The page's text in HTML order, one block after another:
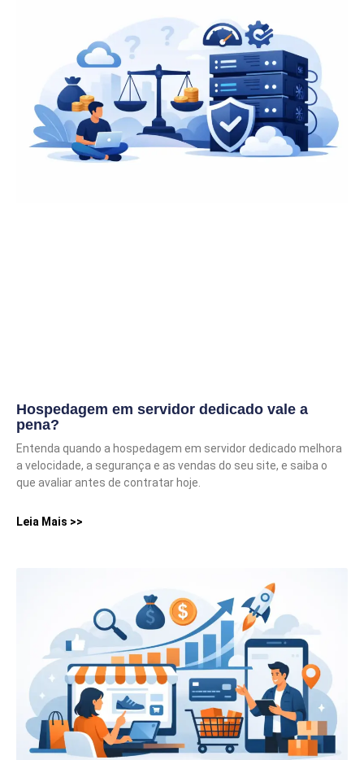
Hospedagem em servidor dedicado vale a
pena?
Entenda quando a hospedagem em servidor dedicado melhora
a velocidade, a segurança e as vendas do seu site, e saiba o
que avaliar antes de contratar hoje.
Leia Mais >>